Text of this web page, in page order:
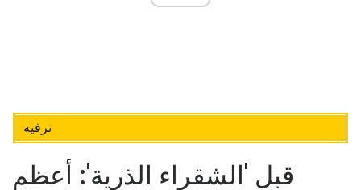
ترفيه
قبل 'الشقراء الذرية': أعظم